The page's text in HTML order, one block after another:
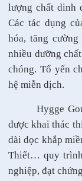
lượng chất dinh
Các tác dụng
hóa, tăng
nhiều dưỡng
chóng. Tổ yến
hệ miễn dịch.
Hygge
được khai thác
dài dọc khắp
Thiết… quy trình
nghiệp, đạt